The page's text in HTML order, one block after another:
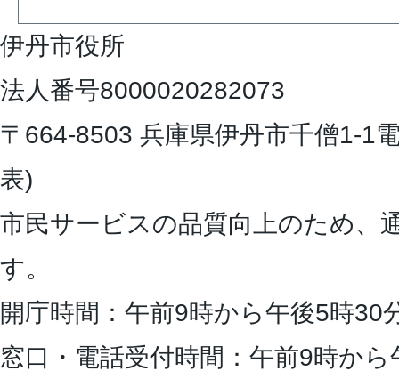
伊丹市役所
法人番号8000020282073
〒664-8503 兵庫県伊丹市千僧1-1
表)
市民サービスの品質向上のため、
す。
開庁時間：午前9時から午後5時30
窓口・電話受付時間：午前9時か